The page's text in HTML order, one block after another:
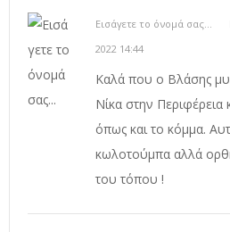
Εισάγετε το όνομά σας...
2022 14:44
Καλά που ο Βλάσης
Νίκα στην Περιφέρεια
όπως και το κόμμα.
κωλοτούμπα αλλά
του τόπου !